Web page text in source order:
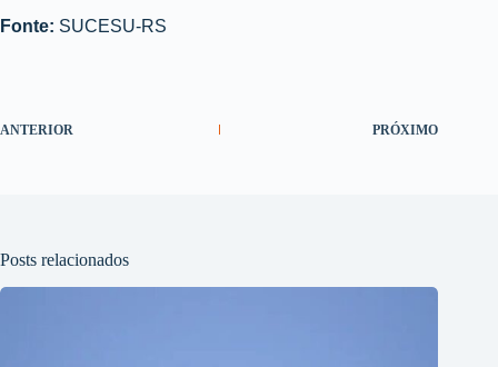
Fonte: SUCESU-RS
ANTERIOR PRÓXIMO
Posts relacionados